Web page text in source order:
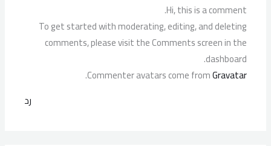
Hi, this is a comment.
To get started with moderating, editing, and deleting
comments, please visit the Comments screen in the
dashboard.
Commenter avatars come fromGravatar
.
رد